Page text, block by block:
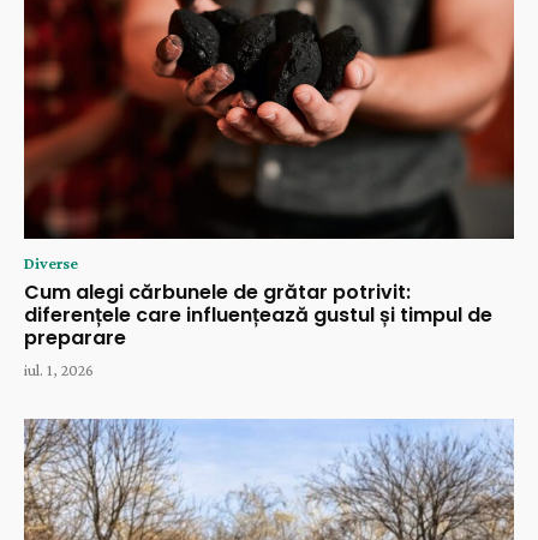
Diverse
Cum alegi cărbunele de grătar potrivit:
diferențele care influențează gustul și timpul de
preparare
iul. 1, 2026